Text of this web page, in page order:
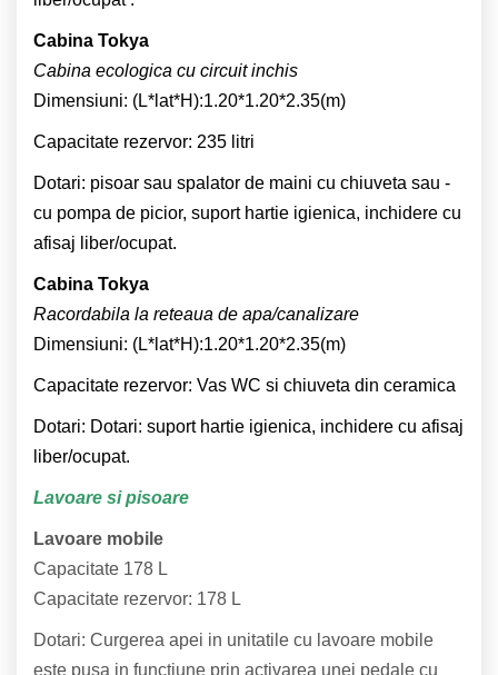
Cabina Tokya
Cabina ecologica cu circuit inchis
Dimensiuni: (L*lat*H):1.20*1.20*2.35(m)
Capacitate rezervor: 235 litri
Dotari: pisoar sau spalator de maini cu chiuveta sau -
cu pompa de picior, suport hartie igienica, inchidere cu
afisaj liber/ocupat.
Cabina Tokya
Racordabila la reteaua de apa/canalizare
Dimensiuni: (L*lat*H):1.20*1.20*2.35(m)
Capacitate rezervor: Vas WC si chiuveta din ceramica
Dotari: Dotari: suport hartie igienica, inchidere cu afisaj
liber/ocupat.
Lavoare si pisoare
Lavoare mobile
Capacitate 178 L
Capacitate rezervor: 178 L
Dotari: Curgerea apei in unitatile cu lavoare mobile
este pusa in functiune prin activarea unei pedale cu